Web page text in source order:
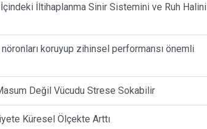
İltihaplanma Sinir Sistemini ve Ruh Halini
koruyup zihinsel performansı önemli
Değil Vücudu Strese Sokabilir
Küresel Ölçekte Arttı